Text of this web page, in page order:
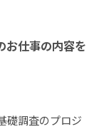
お仕事の内容を
礎調査のプロジ